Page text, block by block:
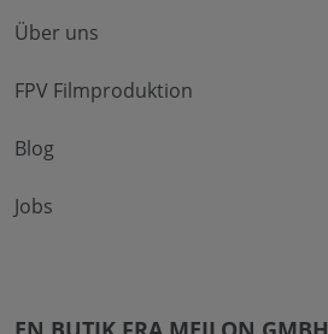
Über uns
FPV Filmproduktion
Blog
Jobs